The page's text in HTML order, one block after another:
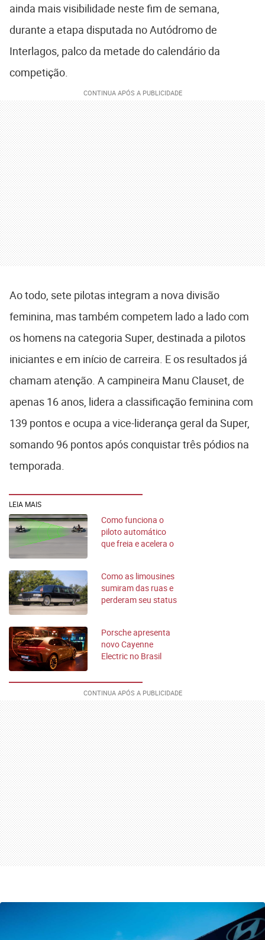
ainda mais visibilidade neste fim de semana,
durante a etapa disputada noAutódromo de
Interlagos , palco da metade do calendário da
competição.
Ao todo, sete pilotas integram a nova divisão
feminina, mas também competem lado a lado com
os homens na categoria Super, destinada a pilotos
iniciantes e em início de carreira. E os resultados já
chamam atenção. A campineira Manu Clauset, de
apenas 16 anos, lidera a classificação feminina com
139 pontos e ocupa a vice-liderança geral da Super,
somando 96 pontos após conquistar três pódios na
temporada.
LEIA MAIS
Como funciona o
piloto automático
que freia e acelera o
Como as limousines
sumiram das ruas e
perderam seu status
Porsche apresenta
novo Cayenne
Electric no Brasil